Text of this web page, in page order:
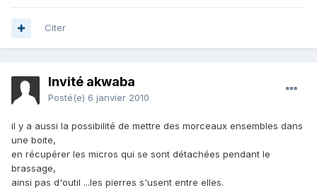
Citer
Invité akwaba
Posté(e) 6 janvier 2010
il y a aussi la possibilité de mettre des morceaux ensembles dans
une boite,
en récupérer les micros qui se sont détachées pendant le
brassage,
ainsi pas d'outil ...les pierres s'usent entre elles.